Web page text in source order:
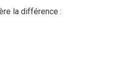
la différence :